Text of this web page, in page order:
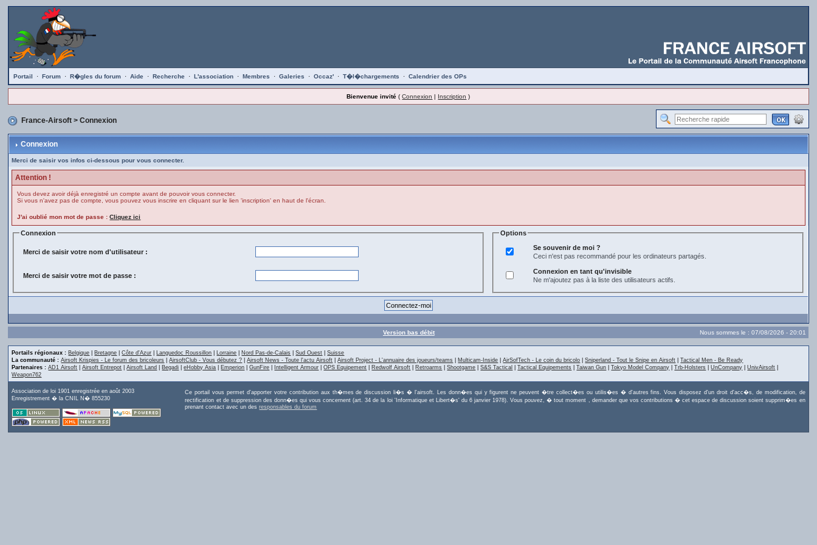
Portail · Forum · R�gles du forum · Aide · Recherche · L'association · Membres · Galeries · Occaz' · T�l�chargements · Calendrier des OPs
Bienvenue invité (Connexion | Inscription )
France-Airsoft > Connexion
Connexion
Merci de saisir vos infos ci-dessous pour vous connecter.
Attention !
Vous devez avoir déjà enregistré un compte avant de pouvoir vous connecter.
Si vous n'avez pas de compte, vous pouvez vous inscrire en cliquant sur le lien 'inscription' en haut de l'écran.
J'ai oublié mon mot de passe :Cliquez ici
Connexion
Merci de saisir votre nom d'utilisateur :
Merci de saisir votre mot de passe :
Options
Se souvenir de moi ?
Ceci n'est pas recommandé pour les ordinateurs partagés.
Connexion en tant qu'invisible
Ne m'ajoutez pas à la liste des utilisateurs actifs.
Version bas débit Nous sommes le : 07/08/2026 - 20:01
Portails régionaux : Belgique Bretagne |Côte d'Azur Languedoc Roussillon Lorraine Nord Pas-de-Calais |Sud Ouest |Suisse
La communauté : Airsoft Krispies - Le forum des bricoleurs |AirsoftClub - Vous débutez ? |Airsoft News - Toute l'actu Airsoft |Airsoft Project - L'annuaire des joueurs/teams Multicam-Inside |AirSofTech - Le coin du bricolo |Sniperland - Tout le Snipe en Airsoft |Tactical Men - Be Ready
Partenaires : AD1 Airsoft |Airsoft Entrepot |Airsoft Land Begadi |eHobby Asia Emperion |GunFire Intelligent Armour |OPS Equipement Redwolf Airsoft Retroarms |Shootgame |S&S Tactical |Tactical Equipements |Taiwan Gun |Tokyo Model Company |Trb-Holsters |UnCompany |UnivAirsoft
Weapon762
Association de loi 1901 enregistrée en août 2003
Enregistrement � la CNIL N� 855230
Ce portail vous permet d'apporter votre contribution aux th�mes de discussion li�s � l'airsoft. Les donn�es qui y figurent ne peuvent �tre collect�es ou utilis�es � d'autres fins. Vous disposez d'un droit d'acc�s, de modification, de
rectification et de suppression des donn�es qui vous concernent (art. 34 de la loi 'Informatique et Libert�s' du 6 janvier 1978). Vous pouvez, � tout moment , demander que vos contributions � cet espace de discussion soient supprim�es en
prenant contact avec un desresponsables du forum